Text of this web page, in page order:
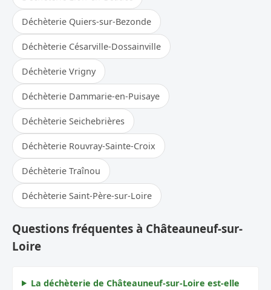
Déchèterie Quiers-sur-Bezonde
Déchèterie Césarville-Dossainville
Déchèterie Vrigny
Déchèterie Dammarie-en-Puisaye
Déchèterie Seichebrières
Déchèterie Rouvray-Sainte-Croix
Déchèterie Traînou
Déchèterie Saint-Père-sur-Loire
Questions fréquentes à Châteauneuf-sur-
Loire
La déchèterie de Châteauneuf-sur-Loire est-elle